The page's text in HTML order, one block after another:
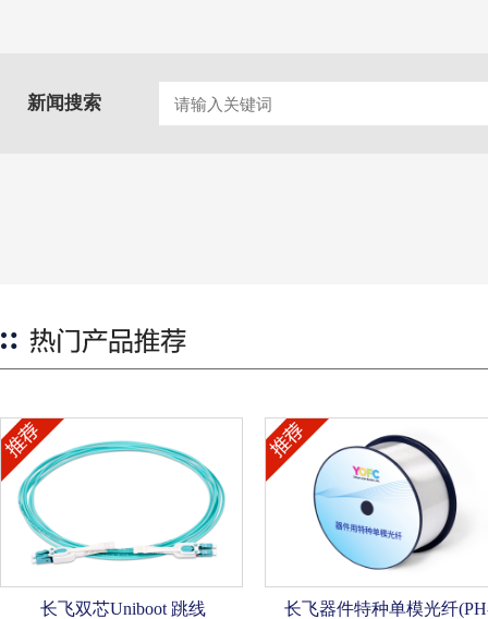
新闻搜索
长飞双芯Uniboot 跳线 长飞器件特种单模光纤